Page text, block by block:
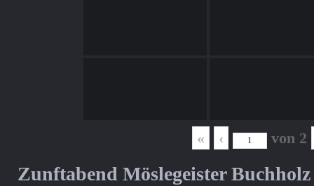
« ‹ von 2
Zunftabend Möslegeister Buchholz